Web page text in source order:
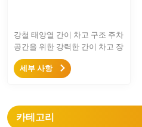
강철 태양열 간이 차고 구조 주차
공간을 위한 강력한 간이 차고 장
착 솔루션입니다. 단일 기둥 설계
로 주차 공간을 최대화할 수 있습
세부 사항
카테고리